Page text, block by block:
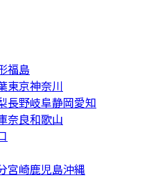
福島
東京神奈川
長野岐阜静岡愛知
奈良和歌山
宮崎鹿児島沖縄